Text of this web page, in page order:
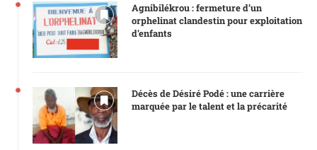
Agnibilékrou : fermeture d’un
orphelinat clandestin pour exploitation
d’enfants
Décès de Désiré Podé : une carrière
marquée par le talent et la précarité